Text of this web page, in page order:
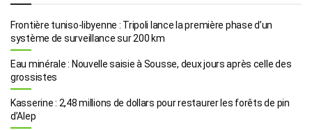
Frontière tuniso-libyenne : Tripoli lance la première phase d’un
système de surveillance sur 200 km
Eau minérale : Nouvelle saisie à Sousse, deux jours après celle des
grossistes
Kasserine : 2,48 millions de dollars pour restaurer les forêts de pin
d’Alep